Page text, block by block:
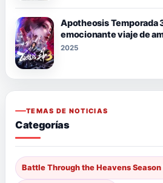
Apotheosis Temporada
emocionante viaje de
2025
TEMAS DE NOTICIAS
Categorías
Battle Through the Heavens Season